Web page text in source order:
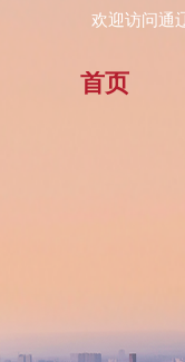
欢迎访问通
首页